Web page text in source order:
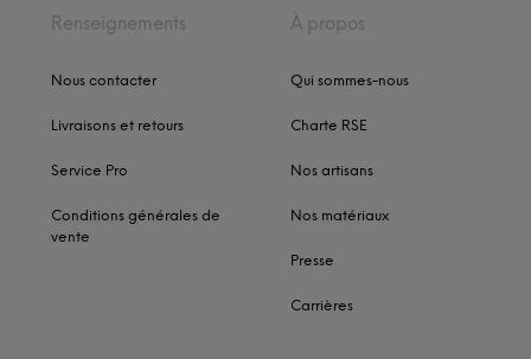
Renseignements
Nous contacter
Livraisons et retours
Service Pro
Conditions générales de
vente
À propos
Qui sommes-nous
Charte RSE
Nos artisans
Nos matériaux
Presse
Carrières